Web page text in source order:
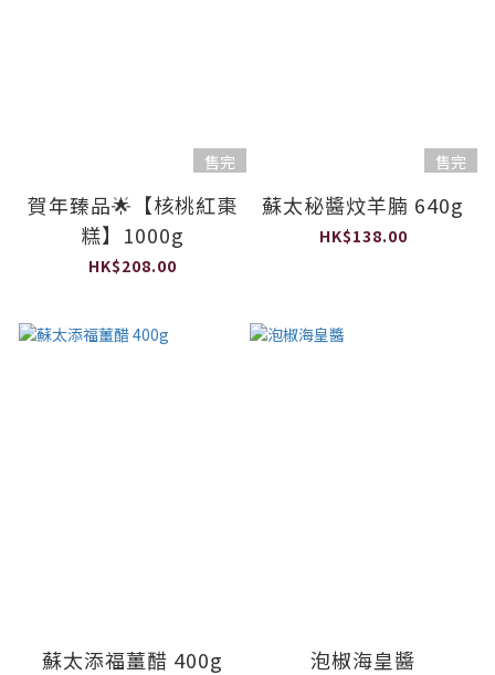
售完
賀年臻品🌟【核桃紅棗
糕】1000g
HK$208.00
售完
蘇太秘醬炆羊腩 640g
HK$138.00
蘇太添福薑醋 400g 泡椒海皇醬